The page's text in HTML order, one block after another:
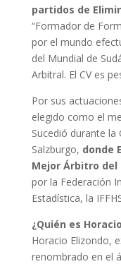
partidos de
“Formador de
por el mundo
del Mundial de
Arbitral. El CV es
Por sus
elegido como el
Sucedió durante la
Salzburgo, donde
Mejor Árbitro del
por la Federación
Estadística, la
¿Quién es
Horacio Elizondo,
renombrado en el